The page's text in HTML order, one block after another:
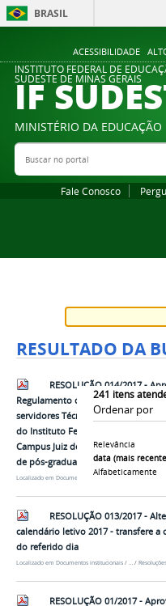
ACESSIBILIDADE
BRASIL
INSTITUTO FEDERAL DE
SUDESTE DE MINAS GERAIS
IF
MINISTÉRIO DA EDUCAÇÃO
Buscar no portal
Fale Conosco
RESULTADO DA
241 itens
Ordenar por
Relevância
data (mais
Alfabeticamente
RESOLUÇÃO 014/2017 -
Regulamento de afastamento
servidores Técnico administrativo
do Instituto Federal do Sudeste de
Campus Juiz de Fora para
de pós-graduação stricto sensu e
Localizado em Documentos institucionais /… /Resoluções
RESOLUÇÃO 013/2017 -
calendário letivo 2017 - transfere a
do referido dia
Localizado em Documentos institucionais / / Resoluções
RESOLUÇÃO 01/2017 -